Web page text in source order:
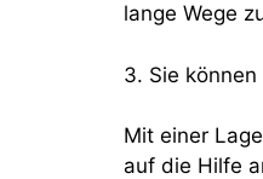
lange Wege
3. Sie
Mit einer
auf die Hilfe